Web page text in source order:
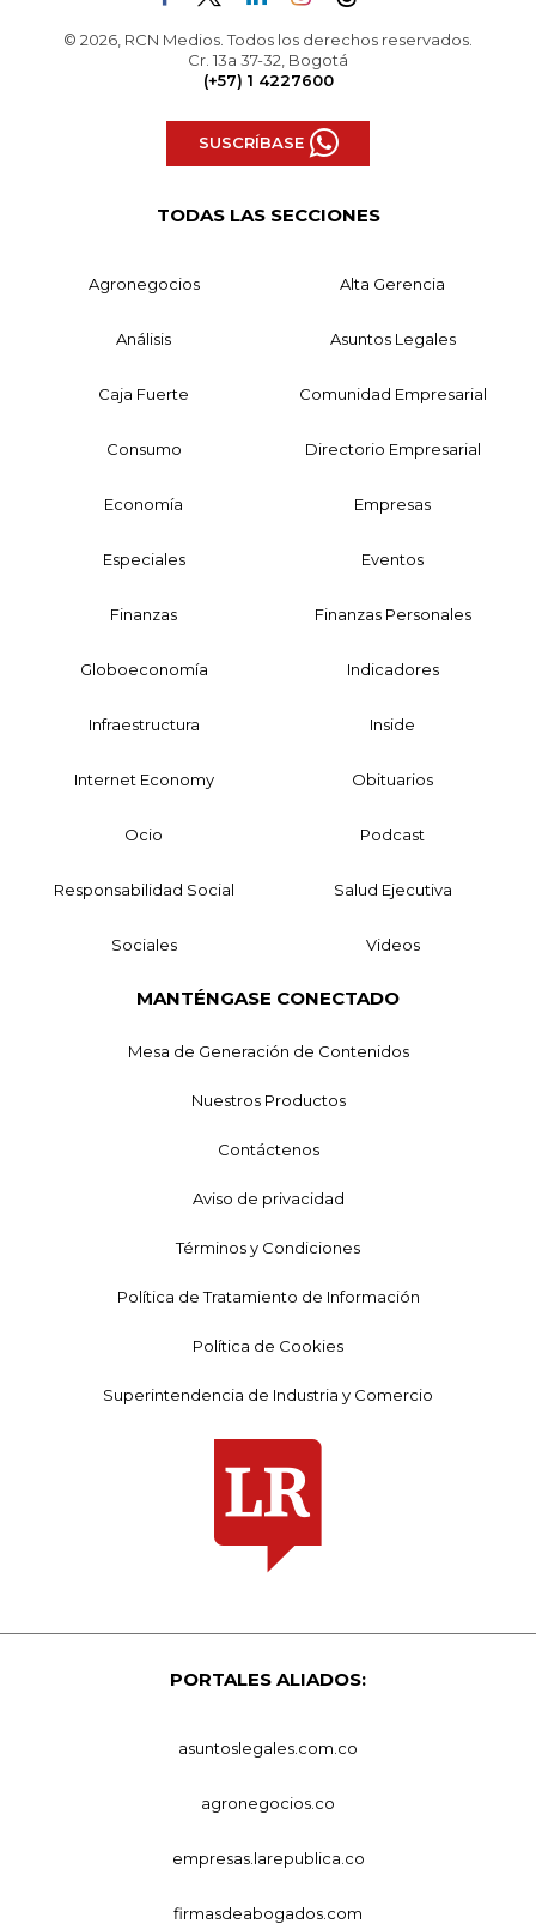
© 2026, RCN Medios. Todos los derechos reservados.
Cr. 13a 37-32, Bogotá
(+57) 1 4227600
SUSCRÍBASE
TODAS LAS SECCIONES
Agronegocios Alta Gerencia
Análisis Asuntos Legales
Caja Fuerte Comunidad Empresarial
Consumo Directorio Empresarial
Economía Empresas
Especiales Eventos
Finanzas Finanzas Personales
Globoeconomía Indicadores
Infraestructura Inside
Internet Economy Obituarios
Ocio Podcast
Responsabilidad Social Salud Ejecutiva
Sociales Videos
MANTÉNGASE CONECTADO
Mesa de Generación de Contenidos
Nuestros Productos
Contáctenos
Aviso de privacidad
Términos y Condiciones
Política de Tratamiento de Información
Política de Cookies
Superintendencia de Industria y Comercio
PORTALES ALIADOS:
asuntoslegales.com.co
agronegocios.co
empresas.larepublica.co
firmasdeabogados.com